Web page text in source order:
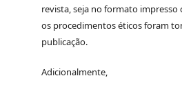
revista, seja no formato
os procedimentos éticos foram
publicação.
Adicionalmente,